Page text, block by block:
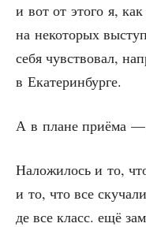
и вот от это­го я,
на неко­то­рых
себя чув­ство­вал,
в Екатеринбурге.
А в плане при­ё­ма —
Нало­жи­лось и то,
и то, что все
де все класс. ещё